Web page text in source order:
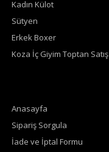
Kadın Külot
Sütyen
Erkek Boxer
Koza İç Giyim Toptan Satış
Anasayfa
Sipariş Sorgula
İade ve İptal Formu